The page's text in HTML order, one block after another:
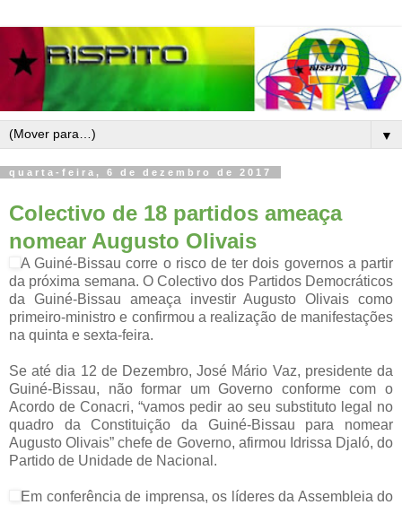
▼
quarta-feira, 6 de dezembro de 2017
Colectivo de 18 partidos ameaça
nomear Augusto Olivais
A Guiné-Bissau corre o risco de ter dois governos a partir
da próxima semana. O Colectivo dos Partidos Democráticos
da Guiné-Bissau ameaça investir Augusto Olivais como
primeiro-ministro e confirmou a realização de manifestações
na quinta e sexta-feira.
Se até dia 12 de Dezembro, José Mário Vaz, presidente da
Guiné-Bissau, não formar um Governo conforme com o
Acordo de Conacri, “vamos pedir ao seu substituto legal no
quadro da Constituição da Guiné-Bissau para nomear
Augusto Olivais” chefe de Governo, afirmou Idrissa Djaló, do
Partido de Unidade de Nacional.
Em conferência de imprensa, os líderes da Assembleia do